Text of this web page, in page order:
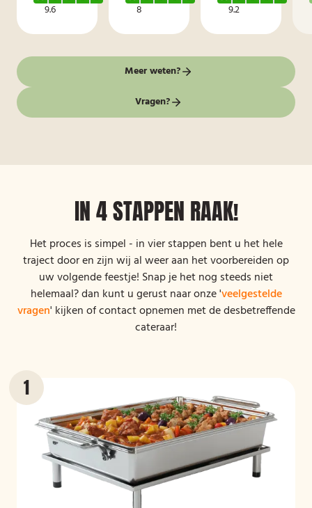
9.6 8 9.2
Meer weten?
Vragen?
IN 4 STAPPEN RAAK!
Het proces is simpel - in vier stappen bent u het hele
traject door en zijn wij al weer aan het voorbereiden op
uw volgende feestje! Snap je het nog steeds niet
helemaal? dan kunt u gerust naar onze 'veelgestelde
vragen' kijken of contact opnemen met de desbetreffende
cateraar!